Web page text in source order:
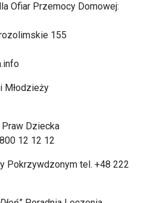
Ofiar Przemocy Domowej:
155
Młodzieży
Dziecka
12 12 12
Pokrzywdzonym tel. +48 222